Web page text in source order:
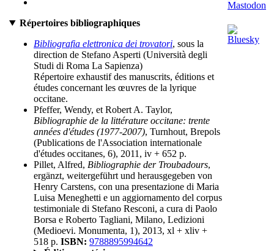
Répertoires bibliographiques
Bibliografia elettronica dei trovatori, sous la
direction de Stefano Asperti (Università degli
Studi di Roma La Sapienza)
Répertoire exhaustif des manuscrits, éditions et
études concernant les œuvres de la lyrique
occitane.
Pfeffer, Wendy, et Robert A. Taylor,
Bibliographie de la littérature occitane: trente
années d'études (1977-2007), Turnhout, Brepols
(Publications de l'Association internationale
d'études occitanes, 6), 2011, iv + 652 p.
Pillet, Alfred, Bibliographie der Troubadours,
ergänzt, weitergeführt und herausgegeben von
Henry Carstens, con una presentazione di Maria
Luisa Meneghetti e un aggiornamento del corpus
testimoniale di Stefano Resconi, a cura di Paolo
Borsa e Roberto Tagliani, Milano, Ledizioni
(Medioevi. Monumenta, 1), 2013, xl + xliv +
518 p. ISBN: 9788895994642